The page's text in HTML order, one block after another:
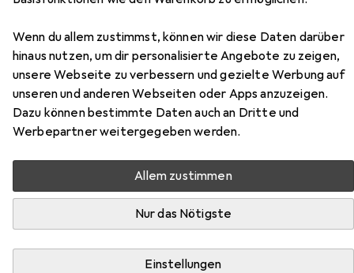
Wenn du allem zustimmst, können wir diese Daten darüber
hinaus nutzen, um dir personalisierte Angebote zu zeigen,
unsere Webseite zu verbessern und gezielte Werbung auf
unseren und anderen Webseiten oder Apps anzuzeigen.
Dazu können bestimmte Daten auch an Dritte und
Werbepartner weitergegeben werden.
Allem zustimmen
Nur das Nötigste
Einstellungen
Zubehör für Titanwolf Tastatur,
Maus- und Mauspad Spar Set,
Mechanisches Keyboard, Mouse
& Mausmatte Gaming Bundle
Hier findest du passendes Zubehör zum Produkt
Titanwolf Tastatur, Maus- und Mauspad Spar Set,
Mechanisches Keyboard, Mouse & Mausmatte Gaming
PC + Peripherie und Mausmatte.